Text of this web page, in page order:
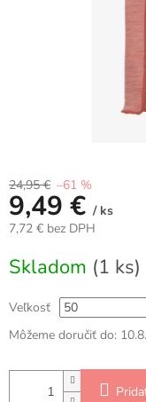
24,95 € –61 %
9,49 € / ks
7,72 € bez DPH
cena:
Skladom (1 ks)
Veľkosť
Môžeme doručiť do: